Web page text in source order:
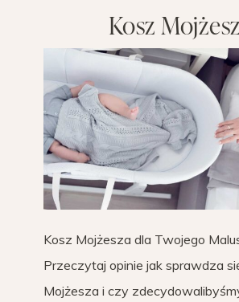
Kosz
Kosz Mojżesza dla Twojego
Przeczytaj opinie jak sprawdza
Mojżesza i czy